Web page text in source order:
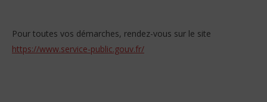
Pour toutes vos démarches, rendez-vous sur le site
https://www.service-public.gouv.fr/